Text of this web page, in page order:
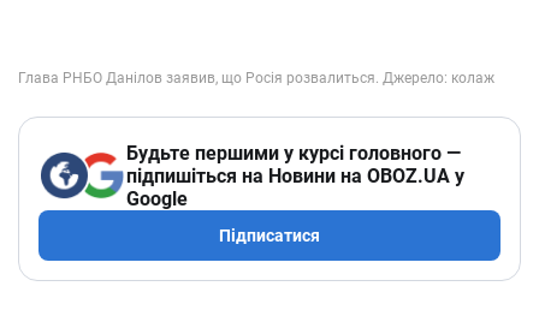
Будьте першими у курсі головного —
підпишіться на Новини на OBOZ.UA у
Google
Підписатися